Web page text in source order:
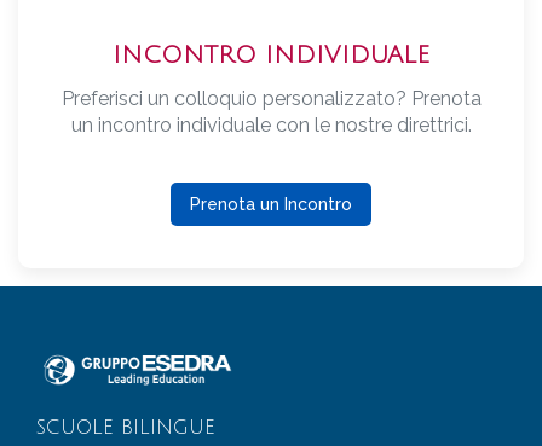
INCONTRO INDIVIDUALE
Preferisci un colloquio personalizzato? Prenota
un incontro individuale con le nostre direttrici.
Prenota un Incontro
SCUOLE BILINGUE